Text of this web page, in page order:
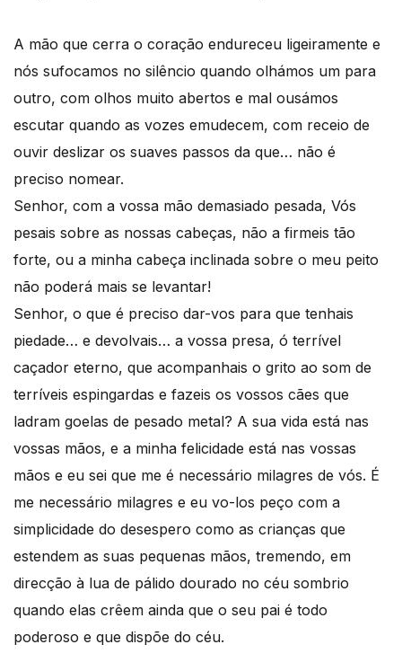
A mão que cerra o coração endureceu ligeiramente e
nós sufocamos no silêncio quando olhámos um para
outro, com olhos muito abertos e mal ousámos
escutar quando as vozes emudecem, com receio de
ouvir deslizar os suaves passos da que… não é
preciso nomear.
Senhor, com a vossa mão demasiado pesada, Vós
pesais sobre as nossas cabeças, não a firmeis tão
forte, ou a minha cabeça inclinada sobre o meu peito
não poderá mais se levantar!
Senhor, o que é preciso dar-vos para que tenhais
piedade… e devolvais… a vossa presa, ó terrível
caçador eterno, que acompanhais o grito ao som de
terríveis espingardas e fazeis os vossos cães que
ladram goelas de pesado metal? A sua vida está nas
vossas mãos, e a minha felicidade está nas vossas
mãos e eu sei que me é necessário milagres de vós. É
me necessário milagres e eu vo-los peço com a
simplicidade do desespero como as crianças que
estendem as suas pequenas mãos, tremendo, em
direcção à lua de pálido dourado no céu sombrio
quando elas crêem ainda que o seu pai é todo
poderoso e que dispõe do céu.